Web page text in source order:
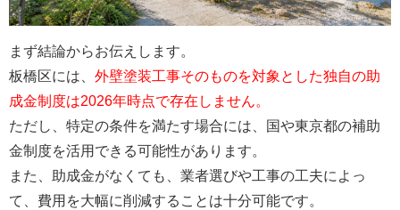
まず結論からお伝えします。
板橋区には、 外壁塗装工事そのものを対象とした独自の助
成金制度は2026年時点で存在しません。
ただし、特定の条件を満たす場合には、国や東京都の補助
金制度を活用できる可能性があります。
また、助成金がなくても、業者選びや工事の工夫によっ
て、費用を大幅に削減することは十分可能です。